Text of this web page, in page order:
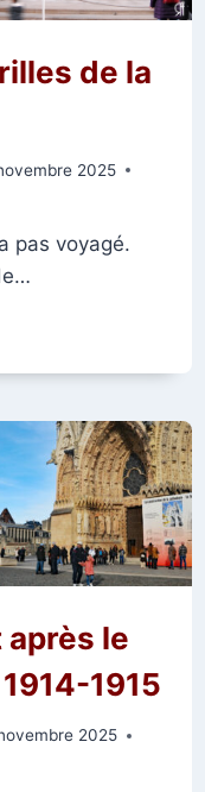
de la
2025
pas voyagé.
le
1915
2025